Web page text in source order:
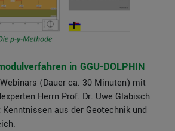
in GGU-DOLPHIN
(Dauer ca. 30 Minuten) mit
Herrn Prof. Dr. Uwe Glabisch
aus der Geotechnik und